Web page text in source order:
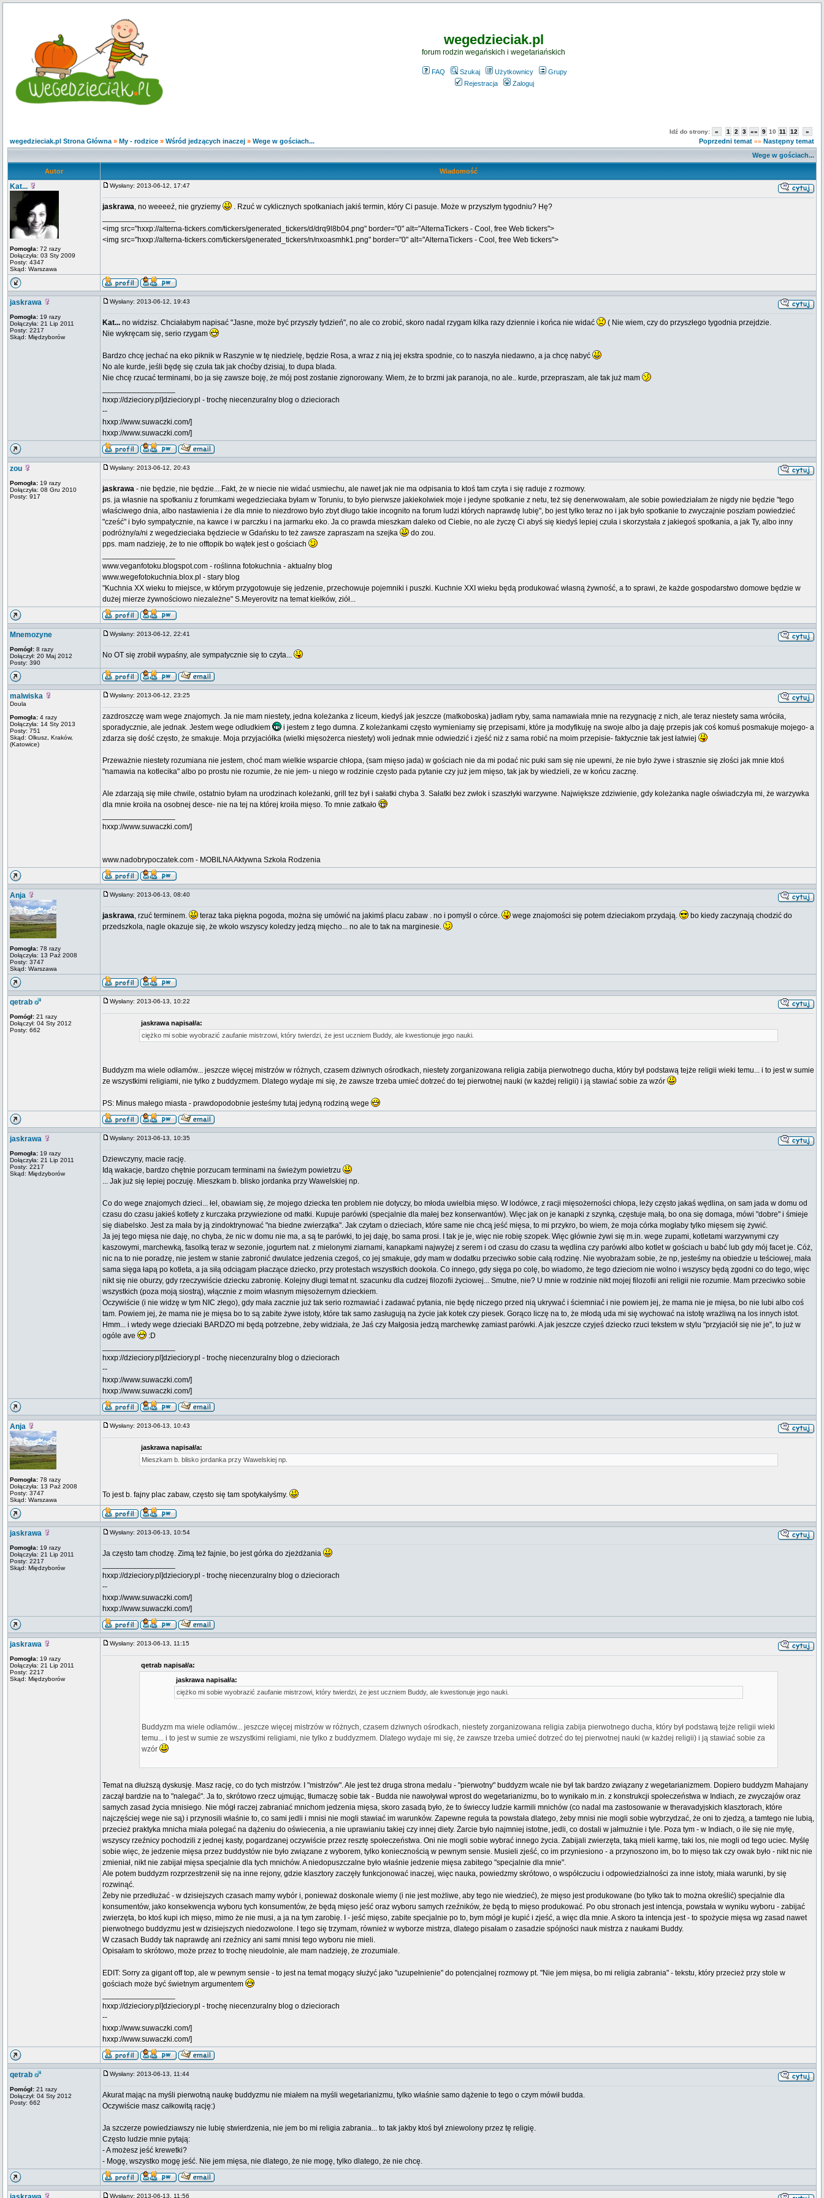
wegedzieciak.pl
forum rodzin wegańskich i wegetariańskich
FAQ Szukaj Użytkownicy
Grupy
Rejestracja
Zaloguj
wegedzieciak.pl Strona Główna » My - rodzice » Wśród jedzących inaczej » Wege w gościach...
Idź do strony: « 1 2 3 «» 9 10 11 12 »
Poprzedni temat «» Następny temat
Wege w gościach...
Autor Wiadomość
Kat...
Pomogła: 72 razy
Dołączyła: 03 Sty 2009
Posty: 4347
Skąd: Warszawa
Wysłany: 2013-06-12, 17:47
jaskrawa, no weeeeź, nie gryziemy
. Rzuć w cyklicznych spotkaniach jakiś termin, który Ci pasuje. Może w przyszłym tygodniu? Hę?
<img src="hxxp://alterna-tickers.com/tickers/generated_tickers/d/drq9l8b04.png" border="0" alt="AlternaTickers - Cool, free Web tickers">
<img src="hxxp://alterna-tickers.com/tickers/generated_tickers/n/nxoasmhk1.png" border="0" alt="AlternaTickers - Cool, free Web tickers">
jaskrawa
Pomogła: 19 razy
Dołączyła: 21 Lip 2011
Posty: 2217
Skąd: Międzyborów
Wysłany: 2013-06-12, 19:43
Kat... no widzisz. Chciałabym napisać "Jasne, może być przyszły tydzień", no ale co zrobić, skoro nadal rzygam kilka razy dziennie i końca nie widać
( Nie wiem, czy do przyszłego tygodnia przejdzie.
Nie wykręcam się, serio rzygam
Bardzo chcę jechać na eko piknik w Raszynie w tę niedzielę, będzie Rosa, a wraz z nią jej ekstra spodnie, co to naszyła niedawno, a ja chcę nabyć
No ale kurde, jeśli będę się czuła tak jak choćby dzisiaj, to dupa blada.
Nie chcę rzucać terminami, bo ja się zawsze boję, że mój post zostanie zignorowany. Wiem, że to brzmi jak paranoja, no ale.. kurde, przepraszam, ale tak już mam
hxxp://dzieciory.pl]dzieciory.pl - trochę niecenzuralny blog o dzieciorach
--
hxxp://www.suwaczki.com/]
hxxp://www.suwaczki.com/]
zou
Pomogła: 19 razy
Dołączyła: 08 Gru 2010
Posty: 917
Wysłany: 2013-06-12, 20:43
jaskrawa - nie będzie, nie będzie....Fakt, że w niecie nie widać usmiechu, ale nawet jak nie ma odpisania to ktoś tam czyta i się raduje z rozmowy.
ps. ja własnie na spotkaniu z forumkami wegedzieciaka byłam w Toruniu, to było pierwsze jakiekolwiek moje i jedyne spotkanie z netu, też się denerwowałam, ale sobie powiedziałam że nigdy nie będzie "tego
właściwego dnia, albo nastawienia i że dla mnie to niezdrowo było zbyt długo takie incognito na forum ludzi których naprawdę lubię", bo jest tylko teraz no i jak było spotkanie to zwyczajnie poszłam powiedzieć
"cześć" i było sympatycznie, na kawce i w parczku i na jarmarku eko. Ja co prawda mieszkam daleko od Ciebie, no ale życzę Ci abyś się kiedyś lepiej czuła i skorzystała z jakiegoś spotkania, a jak Ty, albo inny
podróżny/a/ni z wegedzieciaka będziecie w Gdańsku to też zawsze zapraszam na szejka
do zou.
pps. mam nadzieję, że to nie offtopik bo wątek jest o gościach
www.veganfotoku.blogspot.com - roślinna fotokuchnia - aktualny blog
www.wegefotokuchnia.blox.pl - stary blog
"Kuchnia XX wieku to miejsce, w którym przygotowuje się jedzenie, przechowuje pojemniki i puszki. Kuchnie XXI wieku będą produkować własną żywność, a to sprawi, że każde gospodarstwo domowe będzie w
dużej mierze żywnościowo niezależne" S.Meyerovitz na temat kiełków, ziół...
Mnemozyne
Pomógł: 8 razy
Dołączył: 20 Maj 2012
Posty: 390
Wysłany: 2013-06-12, 22:41
No OT się zrobił wypaśny, ale sympatycznie się to czyta...
malwiska
Doula
Pomogła: 4 razy
Dołączyła: 14 Sty 2013
Posty: 751
Skąd: Olkusz, Kraków,
(Katowice)
Wysłany: 2013-06-12, 23:25
zazdroszczę wam wege znajomych. Ja nie mam niestety, jedna koleżanka z liceum, kiedyś jak jeszcze (matkoboska) jadłam ryby, sama namawiała mnie na rezygnację z nich, ale teraz niestety sama wróciła,
sporadycznie, ale jednak. Jestem wege odludkiem
i jestem z tego dumna. Z koleżankami często wymieniamy się przepisami, które ja modyfikuję na swoje albo ja daję przepis jak coś komuś posmakuje mojego- a
zdarza się dość często, że smakuje. Moja przyjaciółka (wielki mięsożerca niestety) woli jednak mnie odwiedzić i zjeść niż z sama robić na moim przepisie- faktycznie tak jest łatwiej
Przeważnie niestety rozumiana nie jestem, choć mam wielkie wsparcie chłopa, (sam mięso jada) w gościach nie da mi podać nic puki sam się nie upewni, że nie było żywe i strasznie się złości jak mnie ktoś
"namawia na kotlecika" albo po prostu nie rozumie, że nie jem- u niego w rodzinie często pada pytanie czy już jem mięso, tak jak by wiedzieli, ze w końcu zacznę.
Ale zdarzają się miłe chwile, ostatnio byłam na urodzinach koleżanki, grill tez był i sałatki chyba 3. Sałatki bez zwłok i szaszłyki warzywne. Największe zdziwienie, gdy koleżanka nagle oświadczyła mi, że warzywka
dla mnie kroiła na osobnej desce- nie na tej na której kroiła mięso. To mnie zatkało
hxxp://www.suwaczki.com/]
www.nadobrypoczatek.com - MOBILNA Aktywna Szkoła Rodzenia
Anja
Pomogła: 78 razy
Dołączyła: 13 Paź 2008
Posty: 3747
Skąd: Warszawa
Wysłany: 2013-06-13, 08:40
jaskrawa, rzuć terminem. teraz taka piękna pogoda, można się umówić na jakimś placu zabaw . no i pomyśl o córce. wege znajomości się potem dzieciakom przydają.
bo kiedy zaczynają chodzić do
przedszkola, nagle okazuje się, że wkoło wszyscy koledzy jedzą mięcho... no ale to tak na marginesie.
qetrab
Pomógł: 21 razy
Dołączył: 04 Sty 2012
Posty: 662
Wysłany: 2013-06-13, 10:22
jaskrawa napisał/a:
ciężko mi sobie wyobrazić zaufanie mistrzowi, który twierdzi, że jest uczniem Buddy, ale kwestionuje jego nauki.
Buddyzm ma wiele odłamów... jeszcze więcej mistrzów w różnych, czasem dziwnych ośrodkach, niestety zorganizowana religia zabija pierwotnego ducha, który był podstawą tejże religii wieki temu... i to jest w sumie
ze wszystkimi religiami, nie tylko z buddyzmem. Dlatego wydaje mi się, że zawsze trzeba umieć dotrzeć do tej pierwotnej nauki (w każdej religii) i ją stawiać sobie za wzór
PS: Minus małego miasta - prawdopodobnie jesteśmy tutaj jedyną rodziną wege
jaskrawa
Pomogła: 19 razy
Dołączyła: 21 Lip 2011
Posty: 2217
Skąd: Międzyborów
Wysłany: 2013-06-13, 10:35
Dziewczyny, macie rację.
Idą wakacje, bardzo chętnie porzucam terminami na świeżym powietrzu
... Jak już się lepiej poczuję. Mieszkam b. blisko jordanka przy Wawelskiej np.
Co do wege znajomych dzieci... łel, obawiam się, że mojego dziecka ten problem nie dotyczy, bo młoda uwielbia mięso. W lodówce, z racji mięsożerności chłopa, leży często jakaś wędlina, on sam jada w domu od
czasu do czasu jakieś kotlety z kurczaka przywiezione od matki. Kupuje parówki (specjalnie dla małej bez konserwantów). Więc jak on je kanapki z szynką, częstuje małą, bo ona się domaga, mówi "dobre" i śmieje
się diabelsko. Jest za mała by ją zindoktrynować "na biedne zwierzątka". Jak czytam o dzieciach, które same nie chcą jeść mięsa, to mi przykro, bo wiem, że moja córka mogłaby tylko mięsem się żywić.
Ja jej tego mięsa nie daję, no chyba, że nic w domu nie ma, a są te parówki, to jej daję, bo sama prosi. I tak je je, więc nie robię szopek. Więc głównie żywi się m.in. wege zupami, kotletami warzywnymi czy
kaszowymi, marchewką, fasolką teraz w sezonie, jogurtem nat. z mielonymi ziarnami, kanapkami najwyżej z serem i od czasu do czasu ta wędlina czy parówki albo kotlet w gościach u babć lub gdy mój facet je. Cóż,
nic na to nie poradzę, nie jestem w stanie zabronić dwulatce jedzenia czegoś, co jej smakuje, gdy mam w dodatku przeciwko sobie całą rodzinę. Nie wyobrażam sobie, że np, jesteśmy na obiedzie u teściowej, mała
sama sięga łapą po kotleta, a ja siłą odciągam płaczące dziecko, przy protestach wszystkich dookoła. Co innego, gdy sięga po colę, bo wiadomo, że tego dzieciom nie wolno i wszyscy będą zgodni co do tego, więc
nikt się nie oburzy, gdy rzeczywiście dziecku zabronię. Kolejny długi temat nt. szacunku dla cudzej filozofii życiowej... Smutne, nie? U mnie w rodzinie nikt mojej filozofii ani religii nie rozumie. Mam przeciwko sobie
wszystkich (poza moją siostrą), włącznie z moim własnym mięsożernym dzieckiem.
Oczywiście (i nie widzę w tym NIC złego), gdy mała zacznie już tak serio rozmawiać i zadawać pytania, nie będę niczego przed nią ukrywać i ściemniać i nie powiem jej, że mama nie je mięsa, bo nie lubi albo coś
tam. Powiem jej, że mama nie je mięsa bo to są zabite żywe istoty, które tak samo zasługują na życie jak kotek czy piesek. Gorąco liczę na to, że młodą uda mi się wychować na istotę wrażliwą na los innych istot.
Hmm... i wtedy wege dzieciaki BARDZO mi będą potrzebne, żeby widziała, że Jaś czy Małgosia jedzą marchewkę zamiast parówki. A jak jeszcze czyjeś dziecko rzuci tekstem w stylu "przyjaciół się nie je", to już w
ogóle ave
:D
hxxp://dzieciory.pl]dzieciory.pl - trochę niecenzuralny blog o dzieciorach
--
hxxp://www.suwaczki.com/]
hxxp://www.suwaczki.com/]
Anja
Pomogła: 78 razy
Dołączyła: 13 Paź 2008
Posty: 3747
Skąd: Warszawa
Wysłany: 2013-06-13, 10:43
jaskrawa napisał/a:
Mieszkam b. blisko jordanka przy Wawelskiej np.
To jest b. fajny plac zabaw, często się tam spotykałyśmy.
jaskrawa
Pomogła: 19 razy
Dołączyła: 21 Lip 2011
Posty: 2217
Skąd: Międzyborów
Wysłany: 2013-06-13, 10:54
Ja często tam chodzę. Zimą też fajnie, bo jest górka do zjeżdżania
hxxp://dzieciory.pl]dzieciory.pl - trochę niecenzuralny blog o dzieciorach
--
hxxp://www.suwaczki.com/]
hxxp://www.suwaczki.com/]
jaskrawa
Pomogła: 19 razy
Dołączyła: 21 Lip 2011
Posty: 2217
Skąd: Międzyborów
Wysłany: 2013-06-13, 11:15
qetrab napisał/a:
jaskrawa napisał/a:
ciężko mi sobie wyobrazić zaufanie mistrzowi, który twierdzi, że jest uczniem Buddy, ale kwestionuje jego nauki.
Buddyzm ma wiele odłamów... jeszcze więcej mistrzów w różnych, czasem dziwnych ośrodkach, niestety zorganizowana religia zabija pierwotnego ducha, który był podstawą tejże religii wieki
temu... i to jest w sumie ze wszystkimi religiami, nie tylko z buddyzmem. Dlatego wydaje mi się, że zawsze trzeba umieć dotrzeć do tej pierwotnej nauki (w każdej religii) i ją stawiać sobie za
wzór
Temat na dłuższą dyskusję. Masz rację, co do tych mistrzów. I "mistrzów". Ale jest też druga strona medalu - "pierwotny" buddyzm wcale nie był tak bardzo związany z wegetarianizmem. Dopiero buddyzm Mahajany
zaczął bardzie na to "nalegać". Ja to, skrótowo rzecz ujmując, tłumaczę sobie tak - Budda nie nawoływał wprost do wegetarianizmu, bo to wynikało m.in. z konstrukcji społeczeństwa w Indiach, ze zwyczajów oraz
samych zasad życia mnisiego. Nie mógł raczej zabraniać mnichom jedzenia mięsa, skoro zasadą było, że to świeccy ludzie karmili mnichów (co nadal ma zastosowanie w theravadyjskich klasztorach, które
najczęściej wege nie są) i przynosili właśnie to, co sami jedli i mnisi nie mogli stawiać im warunków. Zapewne reguła ta powstała dlatego, żeby mnisi nie mogli sobie wybrzydzać, że oni to zjedzą, a tamtego nie lubią,
przecież praktyka mnicha miała polegać na dążeniu do oświecenia, a nie uprawianiu takiej czy innej diety. Żarcie było najmniej istotne, jedli, co dostali w jałmużnie i tyle. Poza tym - w Indiach, o ile się nie mylę,
wszyscy rzeźnicy pochodzili z jednej kasty, pogardzanej oczywiście przez resztę społeczeństwa. Oni nie mogli sobie wybrać innego życia. Zabijali zwierzęta, taką mieli karmę, taki los, nie mogli od tego uciec. Myślę
sobie więc, że jedzenie mięsa przez buddystów nie było związane z wyborem, tylko koniecznością w pewnym sensie. Musieli zjeść, co im przyniesiono - a przynoszono im, bo to mięso tak czy owak było - nikt nic nie
zmieniał, nikt nie zabijał mięsa specjalnie dla tych mnichów. A niedopuszczalne było właśnie jedzenie mięsa zabitego "specjalnie dla mnie".
Ale potem buddyzm rozprzestrzenił się na inne rejony, gdzie klasztory zaczęły funkcjonować inaczej, więc nauka, powiedzmy skrótowo, o współczuciu i odpowiedzialności za inne istoty, miała warunki, by się
rozwinąć.
Żeby nie przedłużać - w dzisiejszych czasach mamy wybór i, ponieważ doskonale wiemy (i nie jest możliwe, aby tego nie wiedzieć), że mięso jest produkowane (bo tylko tak to można określić) specjalnie dla
konsumentów, jako konsekwencja wyboru tych konsumentów, że będą mięso jeść oraz wyboru samych rzeźników, że będą to mięso produkować. Po obu stronach jest intencja, powstała w wyniku wyboru - zabijać
zwierzęta, bo ktoś kupi ich mięso, mimo że nie musi, a ja na tym zarobię. I - jeść mięso, zabite specjalnie po to, bym mógł je kupić i zjeść, a więc dla mnie. A skoro ta intencja jest - to spożycie mięsa wg zasad nawet
pierwotnego buddyzmu jest w dzisiejszych niedozwolone. I tego się trzymam, również w wyborze mistrza, dlatego pisałam o zasadzie spójności nauk mistrza z naukami Buddy.
W czasach Buddy tak naprawdę ani rzeźnicy ani sami mnisi tego wyboru nie mieli.
Opisałam to skrótowo, może przez to trochę nieudolnie, ale mam nadzieję, że zrozumiale.
EDIT: Sorry za gigant off top, ale w pewnym sensie - to jest na temat mogący służyć jako "uzupełnienie" do potencjalnej rozmowy pt. "Nie jem mięsa, bo mi religia zabrania" - tekstu, który przecież przy stole w
gościach może być świetnym argumentem
hxxp://dzieciory.pl]dzieciory.pl - trochę niecenzuralny blog o dzieciorach
--
hxxp://www.suwaczki.com/]
hxxp://www.suwaczki.com/]
qetrab
Pomógł: 21 razy
Dołączył: 04 Sty 2012
Posty: 662
Wysłany: 2013-06-13, 11:44
Akurat mając na myśli pierwotną naukę buddyzmu nie miałem na myśli wegetarianizmu, tylko właśnie samo dążenie to tego o czym mówił budda.
Oczywiście masz całkowitą rację:)
Ja szczerze powiedziawszy nie lubię stwierdzenia, nie jem bo mi religia zabrania... to tak jakby ktoś był zniewolony przez tę religię.
Często ludzie mnie pytają:
- A możesz jeść krewetki?
- Mogę, wszystko mogę jeść. Nie jem mięsa, nie dlatego, że nie mogę, tylko dlatego, że nie chcę.
Wysłany: 2013-06-13, 11:56